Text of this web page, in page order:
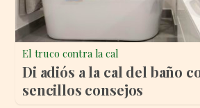
El truco contra la cal
Di adiós a la cal del baño
sencillos consejos